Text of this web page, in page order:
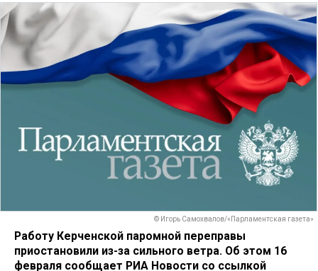
© Игорь Самохвалов/«Парламентская газета»
Работу Керченской паромной переправы
приостановили из-за сильного ветра. Об этом 16
февраля сообщает РИА Новости со ссылкой